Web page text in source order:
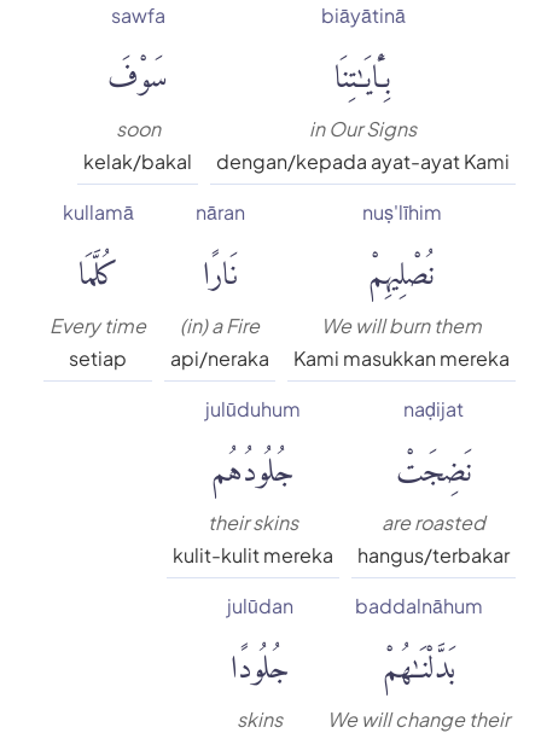
biāyātinā
بِـَٔايَٰتِنَا
in Our Signs
dengan/kepada ayat-ayat Kami
sawfa
سَوْفَ
soon
kelak/bakal
nuṣ'līhim
نُصْلِيهِمْ
We will burn them
Kami masukkan mereka
nāran
نَارًا
(in) a Fire
api/neraka
kullamā
كُلَّمَا
Every time
setiap
naḍijat
نَضِجَتْ
are roasted
hangus/terbakar
julūduhum
جُلُودُهُم
their skins
kulit-kulit mereka
baddalnāhum
بَدَّلْنَٰهُمْ
We will change their
julūdan
جُلُودًا
skins